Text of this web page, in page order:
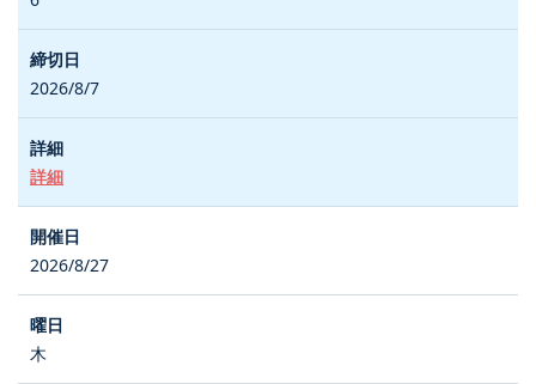
2026/8/7
詳細
2026/8/27
木